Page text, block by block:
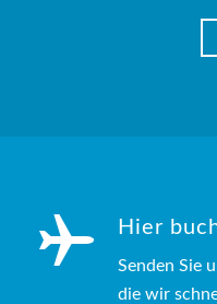
Hier
Senden Sie
die wir